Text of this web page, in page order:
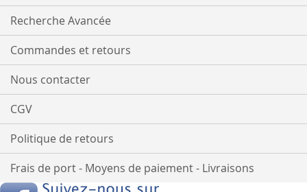
:Recherche Avancée
Commandes et retours
Nous contacter
CGV
Politique de retours
Frais de port - Moyens de paiement - Livraisons